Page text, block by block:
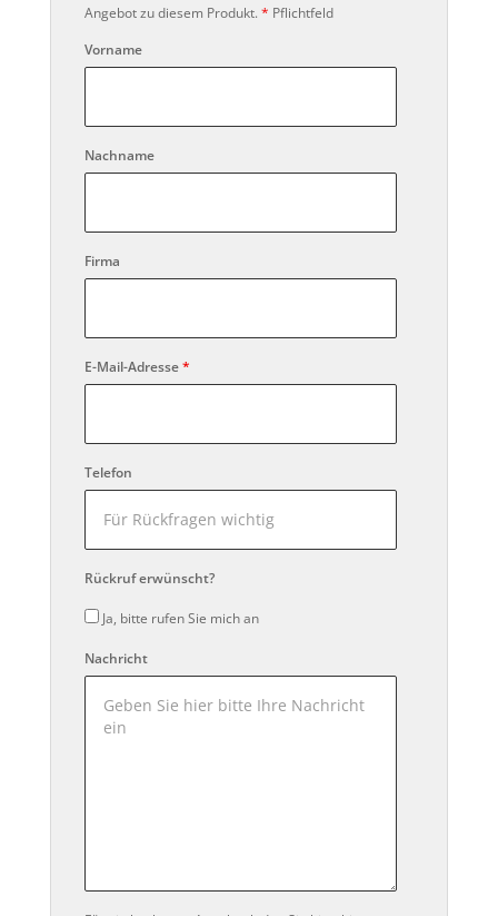
Angebot zu diesem Produkt. * Pflichtfeld
Vorname
Nachname
Firma
E-Mail-Adresse*
Telefon
Rückruf erwünscht?
Ja, bitte rufen Sie mich an
Nachricht